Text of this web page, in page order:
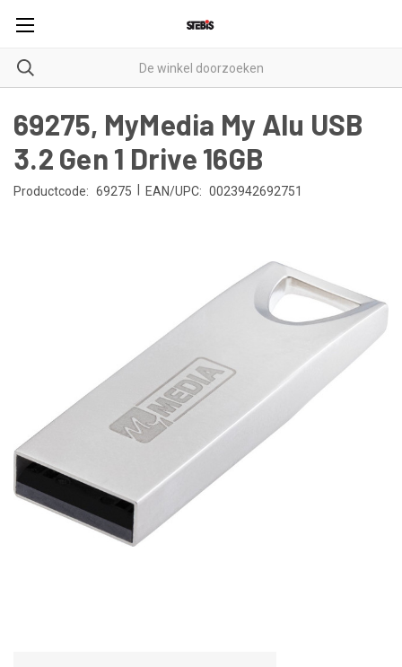
69275, MyMedia My Alu USB
3.2 Gen 1 Drive 16GB
Productcode: 69275 EAN/UPC: 0023942692751